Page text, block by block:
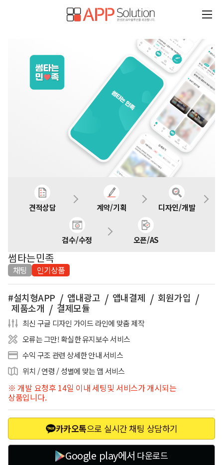
견적상담 계약/기획 디자인/개발
검수/수정 오픈/AS
썸타는민족
채팅 인기상품
설치형APP 앱내광고 앱내결제
회원가입
제품소개
결제모듈
최신 구글 디자인 가이드 라인에 맞춤 제작
오류는 그만! 확실한 유지보수 서비스
수익 구조 관련 상세한 안내 서비스
위치 / 연령 / 성별에 맞는 앱 서비스
※ 개발 요청후 14일 이내 세팅및 서비스가 개시되는
상품입니다.
카카오톡으로 실시간 채팅 상담하기
Google play에서 다운로드